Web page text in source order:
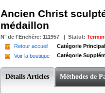
Ancien Christ
médaillon
N° de l'Enchère: 111957 | Statut:
Retour accueil
Voir la boutique
Catégorie
Catégorie
Détails Articles Méthodes de